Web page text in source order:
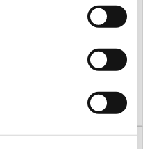
piccoli.Caratteristiche-
Altezza: 43-62cm-Bracci: 3
(per rullanti 12")-Gambe: 3 a